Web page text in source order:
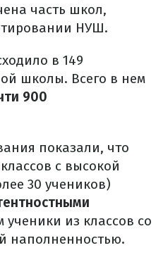
часть школ,
НУШ.
в 149
школы. Всего в нем
900
показали, что
с высокой
30 учеников)
ученики из классов со
наполненностью.